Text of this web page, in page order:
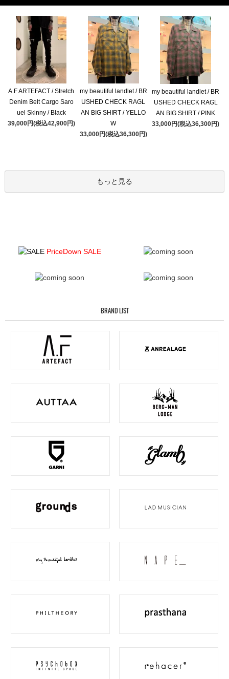
A.F ARTEFACT / Stretch
Denim Belt Cargo Saro
uel Skinny / Black
39,000円(税込42,900円)
my beautiful landlet / BR
USHED CHECK RAGL
AN BIG SHIRT / YELLO
W
33,000円(税込36,300円)
my beautiful landlet / BR
USHED CHECK RAGL
AN BIG SHIRT / PINK
33,000円(税込36,300円)
もっと見る
PriceDown SALE
BRAND LIST